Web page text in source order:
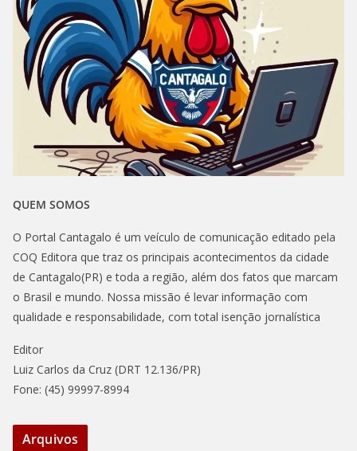
QUEM SOMOS
O Portal Cantagalo é um veículo de comunicação editado pela
COQ Editora que traz os principais acontecimentos da cidade
de Cantagalo(PR) e toda a região, além dos fatos que marcam
o Brasil e mundo. Nossa missão é levar informação com
qualidade e responsabilidade, com total isenção jornalística
Editor
Luiz Carlos da Cruz (DRT 12.136/PR)
Fone: (45) 99997-8994
Arquivos